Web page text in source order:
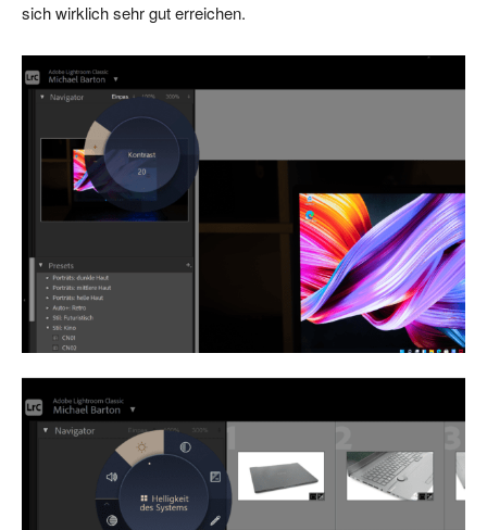
sich wirklich sehr gut erreichen.